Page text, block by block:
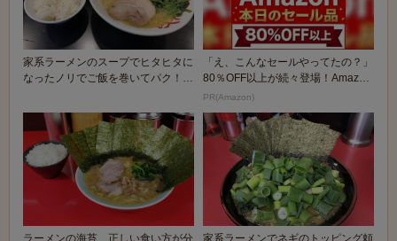
家系ラーメンのスープでヒタヒタに
なったノリでご飯を巻いてパク！ｗ
「え、こんなセールやってたの？」
80％OFF以上が続々登場！Amazon
の本気が...
PR(Amazon)